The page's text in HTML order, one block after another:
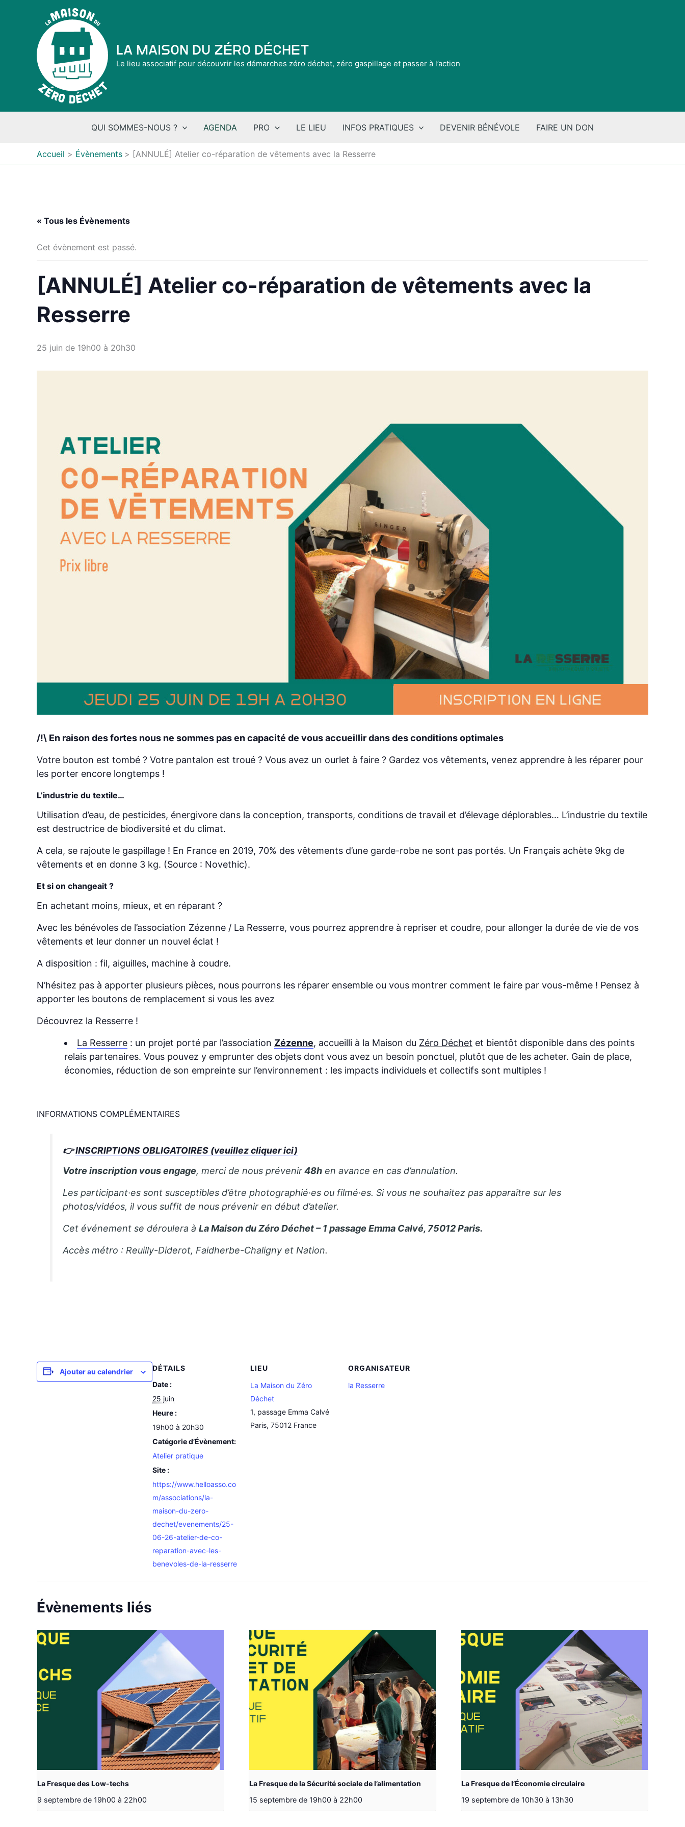
La Maison du Zéro Déchet
Le lieu associatif pour découvrir les démarches zéro déchet, zéro gaspillage et passer à l’action
QUI SOMMES-NOUS ? AGENDA PRO LE LIEU INFOS PRATIQUES DEVENIR BÉNÉVOLE FAIRE UN DON
Accueil Évènements [ANNULÉ] Atelier co-réparation de vêtements avec la Resserre
« Tous les Évènements
Cet évènement est passé.
[ANNULÉ] Atelier co-réparation de vêtements avec la
Resserre
25 juin de 19h00 à 20h30
/!\ En raison des fortes nous ne sommes pas en capacité de vous accueillir dans des conditions optimales
Votre bouton est tombé ? Votre pantalon est troué ? Vous avez un ourlet à faire ? Gardez vos vêtements, venez apprendre à les réparer pour
les porter encore longtemps !
L’industrie du textile…
Utilisation d’eau, de pesticides, énergivore dans la conception, transports, conditions de travail et d’élevage déplorables… L’industrie du textile
est destructrice de biodiversité et du climat.
A cela, se rajoute le gaspillage ! En France en 2019, 70% des vêtements d’une garde-robe ne sont pas portés. Un Français achète 9kg de
vêtements et en donne 3 kg. (Source : Novethic).
Et si on changeait ?
En achetant moins, mieux, et en réparant ?
Avec les bénévoles de l’association Zézenne / La Resserre, vous pourrez apprendre à repriser et coudre, pour allonger la durée de vie de vos
vêtements et leur donner un nouvel éclat !
A disposition : fil, aiguilles, machine à coudre.
N’hésitez pas à apporter plusieurs pièces, nous pourrons les réparer ensemble ou vous montrer comment le faire par vous-même ! Pensez à
apporter les boutons de remplacement si vous les avez
Découvrez la Resserre !
La Resserre : un projet porté par l’association Zézenne, accueilli à la Maison du Zéro Déchet et bientôt disponible dans des points
relais partenaires. Vous pouvez y emprunter des objets dont vous avez un besoin ponctuel, plutôt que de les acheter. Gain de place,
économies, réduction de son empreinte sur l’environnement : les impacts individuels et collectifs sont multiples !
INFORMATIONS COMPLÉMENTAIRES
👉INSCRIPTIONS OBLIGATOIRES (veuillez cliquer ici)
Votre inscription vous engage, merci de nous prévenir48h en avance en cas d’annulation.
Les participant·es sont susceptibles d’être photographié·es ou filmé·es. Si vous ne souhaitez pas apparaître sur les
photos/vidéos, il vous suffit de nous prévenir en début d’atelier.
Cet événement se déroulera àLa Maison du Zéro Déchet – 1 passage Emma Calvé, 75012 Paris.
Accès métro : Reuilly-Diderot, Faidherbe-Chaligny et Nation.
Ajouter au calendrier
DÉTAILS
Date :
25 juin
Heure :
19h00 à 20h30
Catégorie d’Évènement:
Atelier pratique
Site :
https://www.helloasso.co
m/associations/la-
maison-du-zero-
dechet/evenements/25-
06-26-atelier-de-co-
reparation-avec-les-
benevoles-de-la-resserre
LIEU
La Maison du Zéro
Déchet
1, passage Emma Calvé
Paris, 75012 France
ORGANISATEUR
la Resserre
Évènements liés
La Fresque des Low-techs
9 septembre de 19h00 à 22h00
La Fresque de la Sécurité sociale de l’alimentation
15 septembre de 19h00 à 22h00
La Fresque de l’Économie circulaire
19 septembre de 10h30 à 13h30